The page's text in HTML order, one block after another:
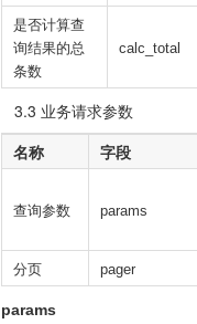
是否计算查
询结果的总
条数
calc_total
3.3 业务请求参数
名称
字段
查询参数 params
分页 pager
params